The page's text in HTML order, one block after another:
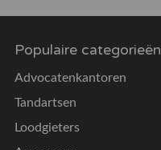
Populaire categorieën
Advocatenkantoren
Tandartsen
Loodgieters